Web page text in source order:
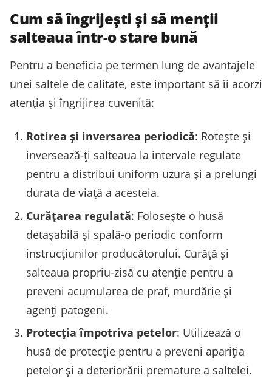
Cum să îngrijești și să menții
salteaua într-o stare bună
Pentru a beneficia pe termen lung de avantajele
unei saltele de calitate, este important să îi acorzi
atenția și îngrijirea cuvenită:
Rotirea și inversarea periodică: Rotește și
inversează-ți salteaua la intervale regulate
pentru a distribui uniform uzura și a prelungi
durata de viață a acesteia.
Curățarea regulată: Folosește o husă
detașabilă și spală-o periodic conform
instrucțiunilor producătorului. Curăță și
salteaua propriu-zisă cu atenție pentru a
preveni acumularea de praf, murdărie și
agenți patogeni.
Protecția împotriva petelor: Utilizează o
husă de protecție pentru a preveni apariția
petelor și a deteriorării premature a saltelei.